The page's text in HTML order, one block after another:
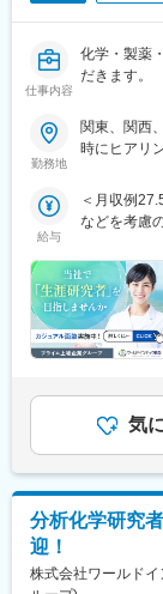
仕事内容
化学・製薬
だきます。
勤務地
関東、関西
時にヒアリ
岡、愛知＼
も、好きな
給与
＜月収例
などを考慮
収 750万】
気
分析化学研究
迎！
株式会社ワールド